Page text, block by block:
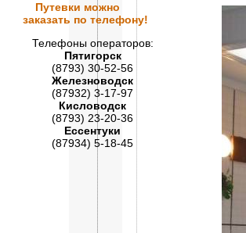
Путевки можно
заказать по телефону!
Телефоны операторов:
Пятигорск
(8793) 30-52-56
Железноводск
(87932) 3-17-97
Кисловодск
(8793) 23-20-36
Ессентуки
(87934) 5-18-45